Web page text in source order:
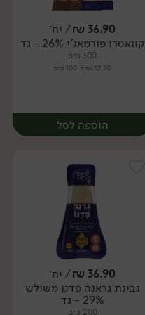
יח׳
36.90
₪/ יח׳
קוואטרו פורמאג'י 26% - גד
300 גרם
12.30 ₪ ל-100 גרם
הוספה לסל
יח׳
36.90
₪/ יח׳
גבינת גראנה פדנו משולש
29% - גד
200 גרם